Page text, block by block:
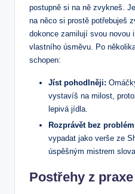
postupně si na ně zvykneš.
na něco si prostě potřebuješ
dokonce zamilují svou novou
vlastního úsměvu. Po
schopen:
Jíst pohodlněji:
vystavíš na milost,
lepivá jídla.
Rozprávět bez
vypadat jako verše ze
úspěšným mistrem slova.
Postřehy z praxe